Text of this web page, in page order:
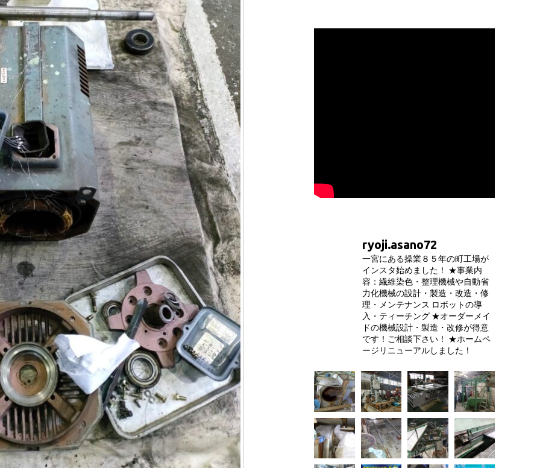
ryoji.asano72
一宮にある操業８５年の町工場が
インスタ始めました！
★事業内
容：繊維染色・整理機械や自動省
力化機械の設計・製造・改造・修
理・メンテナンス ロボットの導
入・ティーチング ★オーダーメイ
ドの機械設計・製造・改修が得意
です！ご相談下さい！
★ホームペ
ージリニューアルしました！